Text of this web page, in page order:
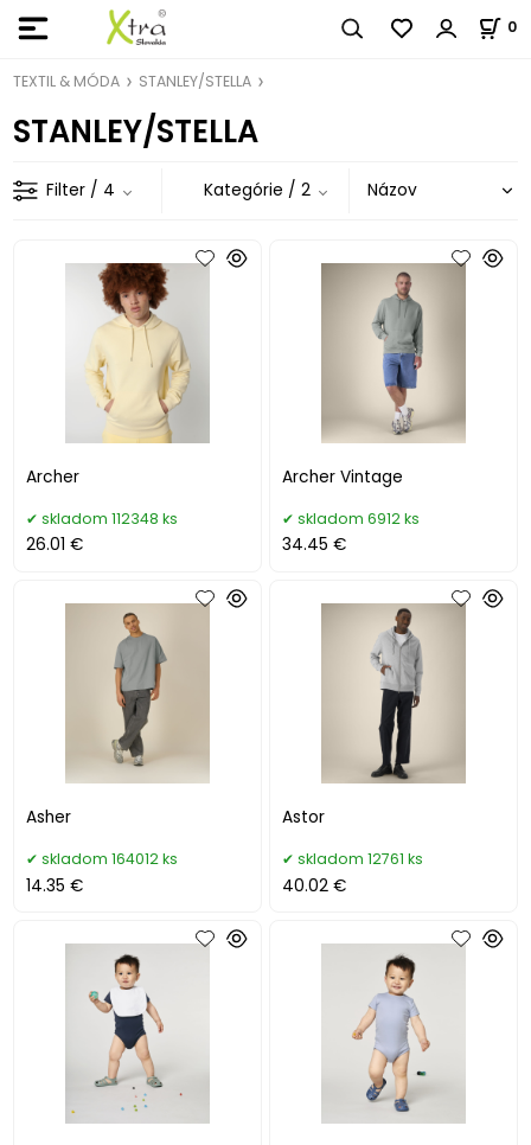
0
TEXTIL & MÓDA STANLEY/STELLA
STANLEY/STELLA
Filter / 4 Kategórie / 2
Archer
skladom 112348 ks
26.01 €
Archer Vintage
skladom 6912 ks
34.45 €
Asher
skladom 164012 ks
14.35 €
Astor
skladom 12761 ks
40.02 €